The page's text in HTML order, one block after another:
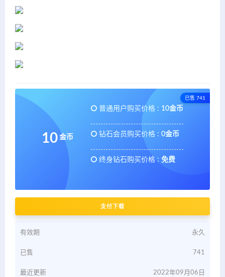
已售 741
10 金币
普通用户购买价格 : 10金币
钻石会员购买价格 : 0金币
终身钻石购买价格 : 免费
支付下载
有效期 永久
已售 741
最近更新 2022年09月06日